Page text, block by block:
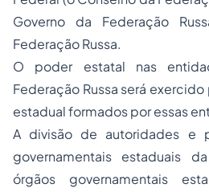
Governo da Federação
Federação Russa.
O poder estatal nas
Federação Russa será
estadual formados por essas
A divisão de autoridades e
governamentais estaduais
órgãos governamentais